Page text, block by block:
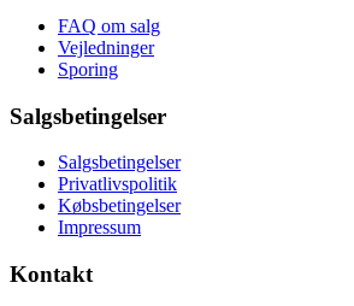
FAQ om salg
Vejledninger
Sporing
Salgsbetingelser
Salgsbetingelser
Privatlivspolitik
Købsbetingelser
Impressum
Kontakt